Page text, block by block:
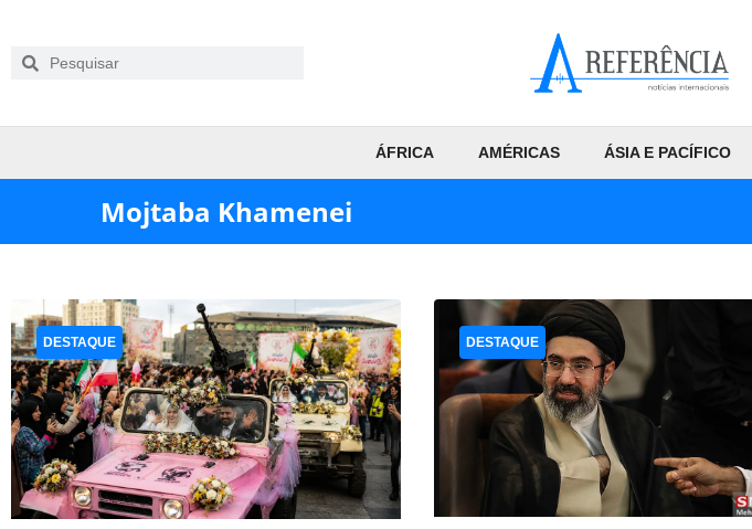
ÁFRICA AMÉRICAS ÁSIA E PACÍFICO
Mojtaba Khamenei
DESTAQUE DESTAQUE